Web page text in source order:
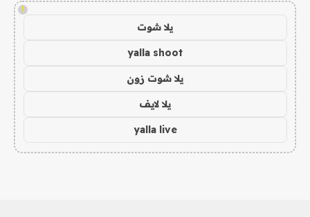
!
يلا شوت
yalla shoot
يلا شوت زون
يلا لايف
yalla live